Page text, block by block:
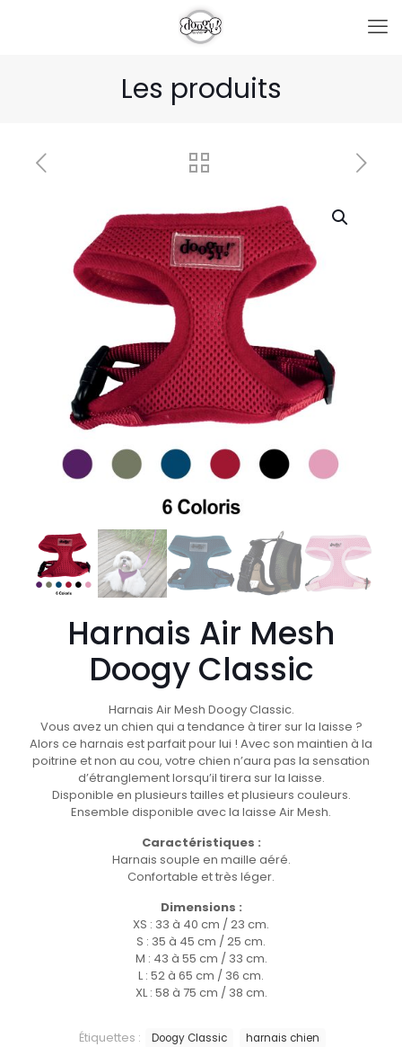
Les produits
Harnais Air Mesh
Doogy Classic
Harnais Air Mesh Doogy Classic.
Vous avez un chien qui a tendance à tirer sur la laisse ?
Alors ce harnais est parfait pour lui ! Avec son maintien à la
poitrine et non au cou, votre chien n’aura pas la sensation
d’étranglement lorsqu’il tirera sur la laisse.
Disponible en plusieurs tailles et plusieurs couleurs.
Ensemble disponible avec la laisse Air Mesh.
Caractéristiques :
Harnais souple en maille aéré.
Confortable et très léger.
Dimensions :
XS : 33 à 40 cm / 23 cm.
S : 35 à 45 cm / 25 cm.
M : 43 à 55 cm / 33 cm.
L : 52 à 65 cm / 36 cm.
XL : 58 à 75 cm / 38 cm.
Étiquettes : Doogy Classic harnais chien